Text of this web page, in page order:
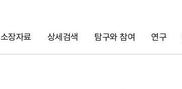
소장자료 상세검색 탐구와 참여 연구
검색